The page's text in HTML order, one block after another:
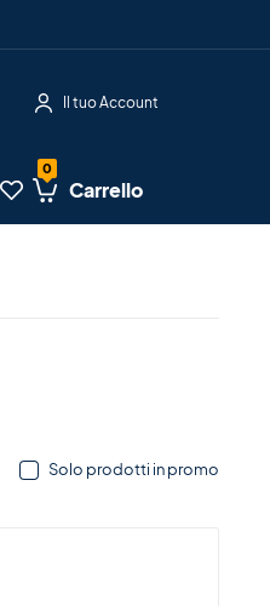
Il tuo Account
Carrello
Solo prodotti in promo